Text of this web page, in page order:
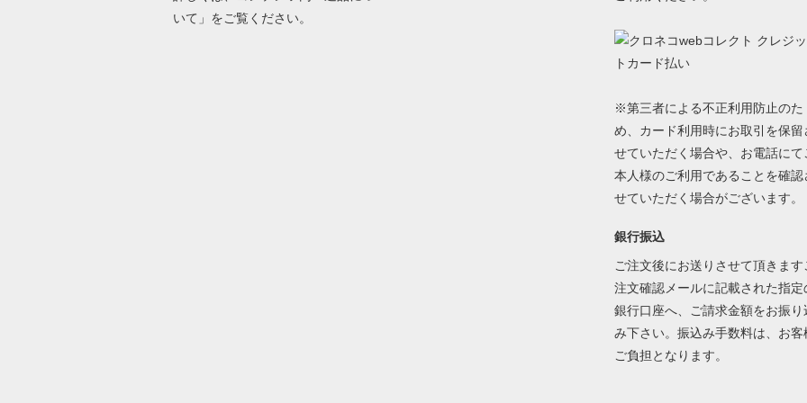
いて」をご覧ください。
※第三者による不正利用防止のた
め、カード利用時にお取引を保留
せていただく場合や、お電話にて
本人様のご利用であることを確認
せていただく場合がございます。
銀行振込
ご注文後にお送りさせて頂きます
注文確認メールに記載された指定
銀行口座へ、ご請求金額をお振り
み下さい。振込み手数料は、お客
ご負担となります。